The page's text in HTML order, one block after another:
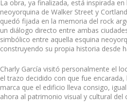
La obra, ya finalizada, está inspirada
neoyorquina de Walker Street y
quedó fijada en la memoria del rock
un diálogo directo entre ambas
simbólico entre aquella esquina
construyendo su propia historia desde
Charly García visitó personalmente el
el trazo decidido con que fue
marca que el edificio lleva consigo,
ahora al patrimonio visual y cultural del